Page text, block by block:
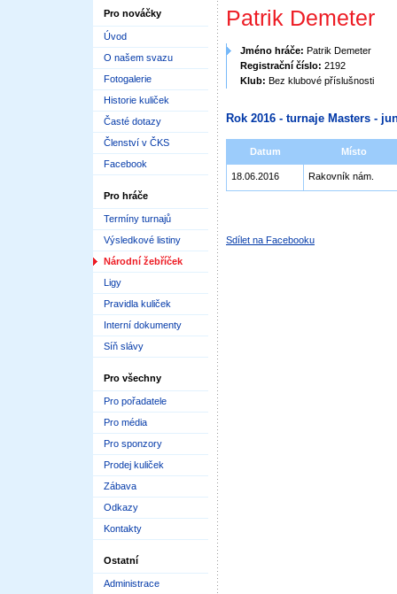
Pro nováčky
Úvod
O našem svazu
Fotogalerie
Historie kuliček
Časté dotazy
Členství v ČKS
Facebook
Pro hráče
Termíny turnajů
Výsledkové listiny
Národní žebříček
Ligy
Pravidla kuliček
Interní dokumenty
Síň slávy
Pro všechny
Pro pořadatele
Pro média
Pro sponzory
Prodej kuliček
Zábava
Odkazy
Kontakty
Ostatní
Administrace
Patrik Demeter
Jméno hráče: Patrik Demeter
Registrační číslo: 2192
Klub: Bez klubové příslušnosti
Rok 2016 - turnaje Masters -
Datum Místo
18.06.2016 Rakovník nám.
Sdílet na Facebooku